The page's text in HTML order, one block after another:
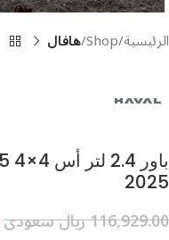
الرئيسية Shopهافال
2025
116,929.00 ريال سعودى